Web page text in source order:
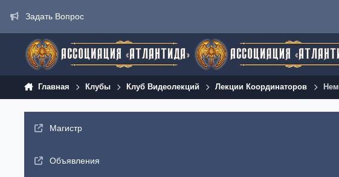
Задать Вопрос
Главная Клубы Клуб Видеолекций Лекции Координаторов
Магистр
Объявления